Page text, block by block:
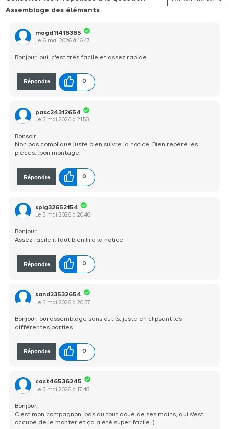
Assemblage des éléments
magd11416365
Le6 mai 2026 à16:47
Bonjour, oui, c'est très facile et assez rapide
Répondre 0
pasc24312654
Le5 mai 2026 à21:53
Bonsoir
Non pas compliqué juste bien suivre la notice. Bien repéré les
pièces...bon montage.
Répondre 0
spig32652154
Le5 mai 2026 à20:46
Bonjour
Assez facile il faut bien lire la notice
Répondre 0
sand23532654
Le5 mai 2026 à20:37
Bonjour, oui assemblage sans outils, juste en clipsant les
différentes parties.
Répondre 0
cast46536245
Le5 mai 2026 à17:48
Bonjour,
C'est mon compagnon, pas du tout doué de ses mains, qui s'est
occupé de le monter et ça a été super facile ;)